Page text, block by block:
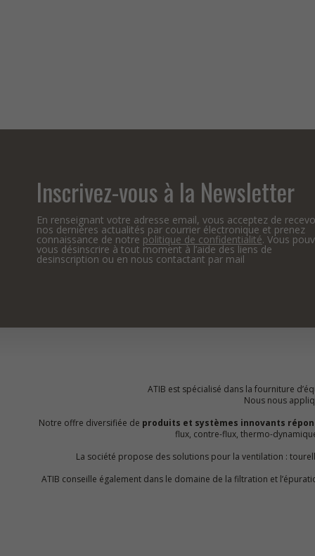
Inscrivez-vous à la Newsletter
En renseignant votre adresse email, vous acceptez de
nos dernières actualités par courrier électronique et prenez
connaissance de notre politique de confidentialité. Vous
vous désinscrire à tout moment à l’aide des liens de
desinscription ou en nous contactant par mail
ATIB est spécialisé dans la fourniture
Nous nous
Notre offre diversifiée de produits et systèmes innovants
flux, contre-flux, thermo-
La société propose des solutions pour la ventilation :
ATIB conseille également dans le domaine de la filtration et